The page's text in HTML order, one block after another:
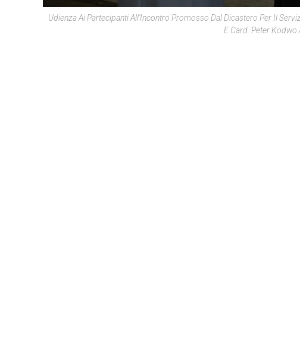
Udienza Ai Partecipanti All’Incontro Promosso Dal Dicastero Per Il
E Card. Peter